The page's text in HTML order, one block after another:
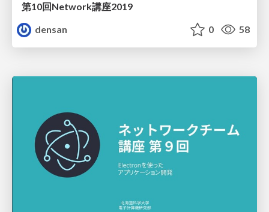
第10回Network講座2019
densan
0 58